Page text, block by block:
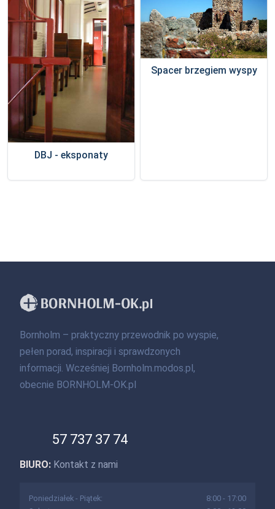
DBJ - eksponaty
Spacer brzegiem wyspy
Bornholm – praktyczny przewodnik po wyspie,
pełen porad, inspiracji i sprawdzonych
informacji. Wcześniej Bornholm.modos.pl,
obecnie BORNHOLM-OK.pl
57 737 37 74
BIURO: Kontakt z nami
Poniedziałek - Piątek:
8:00 - 17:00